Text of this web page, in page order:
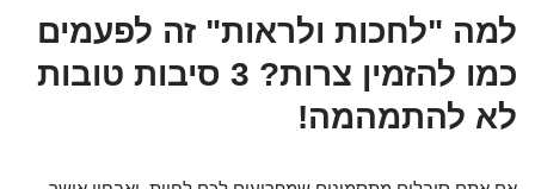
למה "לחכות ולראות" זה לפעמים
כמו להזמין צרות? 3 סיבות טובות
לא להתמהמה!